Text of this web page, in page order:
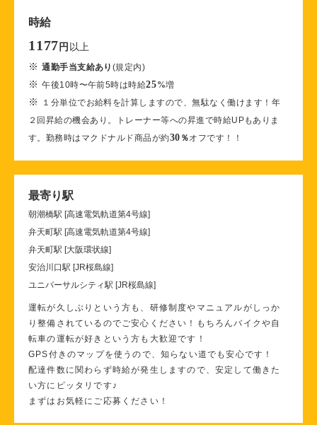
時給
1177 円 以上
※通勤手当支給あり (規定内)
※午後10時〜午前5時は時給25%増
※
１分単位でお給料を計算しますので、無駄なく働けます！年
２回昇給の機会あり。トレーナー等への昇進で時給UPもありま
す。勤務時はマクドナルド商品が約30 ％オフです！！
最寄り駅
朝潮橋駅 [高速電気軌道第4号線]
弁天町駅 [高速電気軌道第4号線]
弁天町駅 [大阪環状線]
安治川口駅 [JR桜島線]
ユニバーサルシティ駅 [JR桜島線]
運転が久しぶりという方も、研修制度やマニュアルがしっか
り整備されているのでご安心ください！もちろんバイクや自
転車の運転が好きという方も大歓迎です！
GPS付きのマップを使うので、知らない道でも安心です！
配達件数に関わらず時給が発生しますので、安定して働きた
い方にピッタリです♪
まずはお気軽にご応募ください！